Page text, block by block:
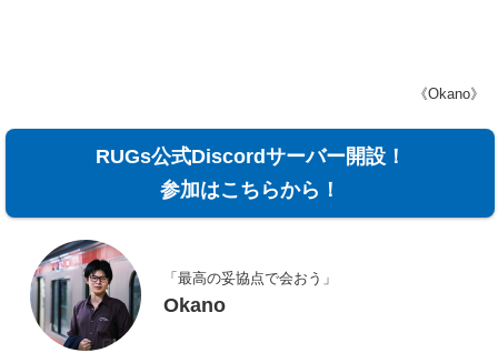
《Okano》
RUGs公式Discordサーバー開設！
参加はこちらから！
「最高の妥協点で会おう」
Okano